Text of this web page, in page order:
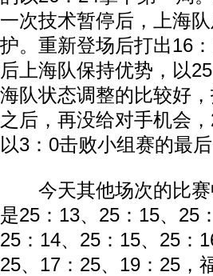
一次技术暂停后，上海
护。重新登场后打出16
后上海队保持优势，以
海队状态调整的比较好
之后，再没给对手机会
以3：0击败小组赛的最后
今天其他场次的比赛
是25：13、25：15、25
25：14、25：15、25：
25、17：25、19：25，